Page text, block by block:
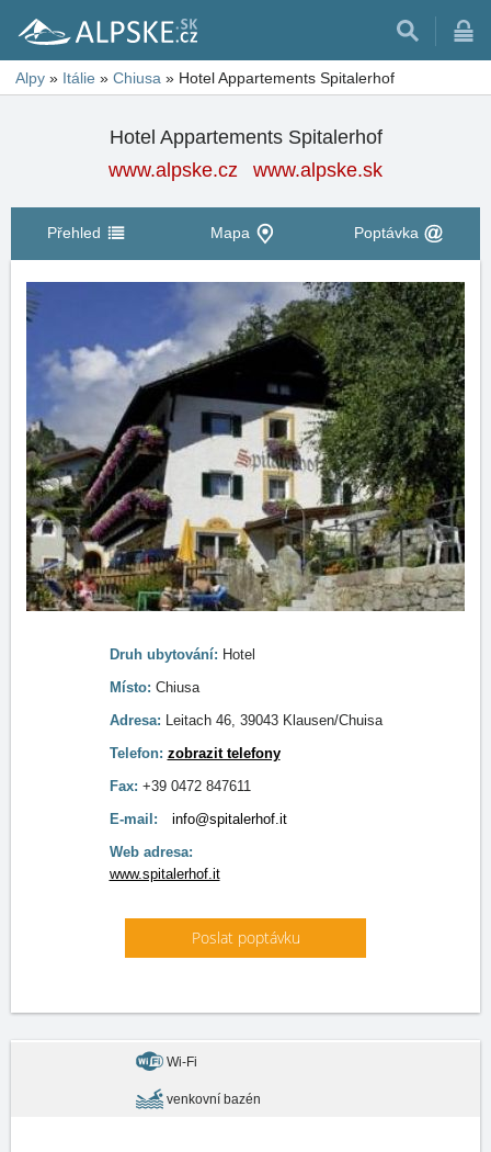
Alpy » Itálie » Chiusa » Hotel Appartements Spitalerhof
Hotel Appartements Spitalerhof
www.alpske.cz
www.alpske.sk
Přehled Mapa Poptávka
Druh ubytování: Hotel
Místo: Chiusa
Adresa: Leitach 46, 39043 Klausen/Chuisa
Telefon: zobrazit telefony
Fax: +39 0472 847611
E-mail:
info@spitalerhof.it
Web adresa:
www.spitalerhof.it
Poslat poptávku
Wi-Fi
venkovní bazén